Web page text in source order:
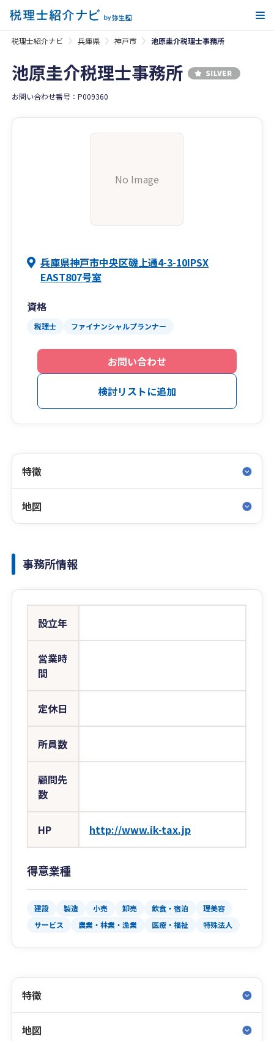
税理士紹介ナビ 兵庫県 神戸市 池原圭介税理士事務所
池原圭介税理士事務所
お問い合わせ番号：P009360
No Image
兵庫県神戸市中央区磯上通4-3-10IPSX
EAST807号室
資格
税理士 ファイナンシャルプランナー
お問い合わせ
検討リストに追加
特徴
地図
事務所情報
設立年
営業時
間
定休日
所員数
顧問先
数
HP http://www.ik-tax.jp
得意業種
建設 製造 小売 卸売 飲食・宿泊
理美容
サービス
農業・林業・漁業 医療・福祉 特殊法人
特徴
地図